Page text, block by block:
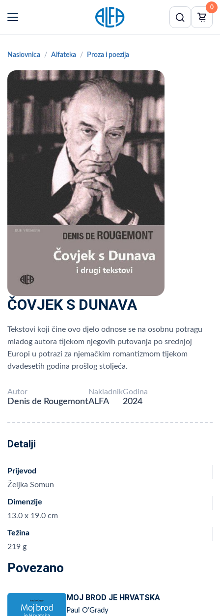
0
Naslovnica Alfateka Proza i poezija
ČOVJEK S DUNAVA
Tekstovi koji čine ovo djelo odnose se na osobnu potragu
mladog autora tijekom njegovih putovanja po srednjoj
Europi u potrazi za njemačkim romantizmom tijekom
dvadesetih godina prošlog stoljeća.
Autor
Denis de Rougemont
Nakladnik
ALFA
Godina
2024
Detalji
Prijevod
Željka Somun
Dimenzije
13.0 x 19.0 cm
Težina
219 g
Povezano
MOJ BROD JE HRVATSKA
Paul O’Grady